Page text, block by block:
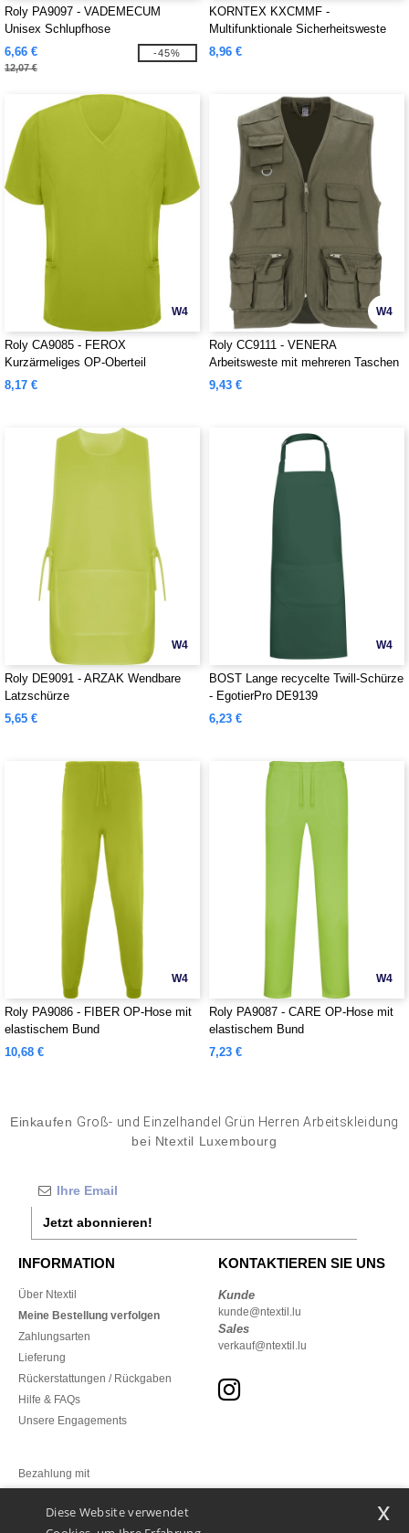
Roly PA9097 - VADEMECUM
Unisex Schlupfhose
6,66 €
12,07 €
-45%
KORNTEX KXCMMF -
Multifunktionale Sicherheitsweste
8,96 €
W4
Roly CA9085 - FEROX
Kurzärmeliges OP-Oberteil
8,17 €
W4
Roly CC9111 - VENERA
Arbeitsweste mit mehreren Taschen
9,43 €
W4
Roly DE9091 - ARZAK Wendbare
Latzschürze
5,65 €
W4
BOST Lange recycelte Twill-Schürze
- EgotierPro DE9139
6,23 €
W4
Roly PA9086 - FIBER OP-Hose mit
elastischem Bund
10,68 €
W4
Roly PA9087 - CARE OP-Hose mit
elastischem Bund
7,23 €
Einkaufen Groß- und Einzelhandel Grün Herren Arbeitskleidung
bei Ntextil Luxembourg
Jetzt abonnieren!
INFORMATION
Über Ntextil
Meine Bestellung verfolgen
Zahlungsarten
Lieferung
Rückerstattungen / Rückgaben
Hilfe & FAQs
Unsere Engagements
KONTAKTIEREN SIE UNS
Kunde
kunde@ntextil.lu
Sales
verkauf@ntextil.lu
Bezahlung mit
Unsere Paketzusteller
Diese Website verwendet
x